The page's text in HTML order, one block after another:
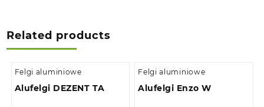
Related products
Felgi aluminiowe
Alufelgi DEZENT TA
Felgi aluminiowe
Alufelgi Enzo W